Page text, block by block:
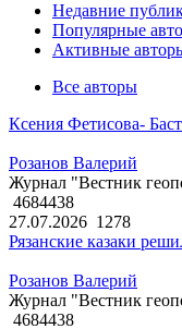
Недавние
Популярные
Активные
Все авторы
Ксения Фетисова-
Розанов Валерий
Журнал "Вестник
4684438
27.07.2026 1278
Рязанские казаки
Розанов Валерий
Журнал "Вестник
4684438